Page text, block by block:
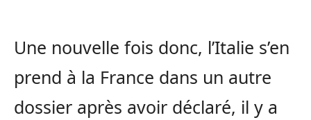
Une nouvelle fois donc, l’Italie s’en
prend à la France dans un autre
dossier après avoir déclaré, il y a